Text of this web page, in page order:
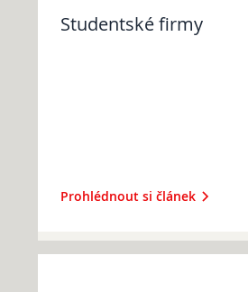
Studentské firmy
Prohlédnout si článek